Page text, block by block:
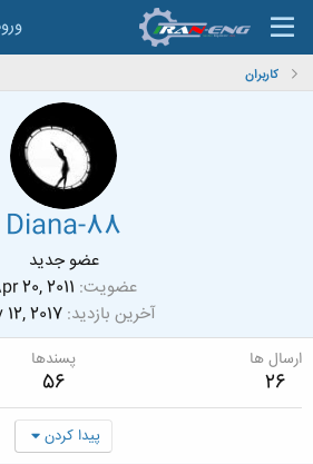
کاربران
Diana-88
عضو جدید
عضویت 20, 2011
آخرین بازدید 2017
ارسال ها
26
پسندها
56
پیدا کردن